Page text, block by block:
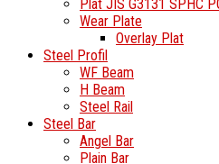
Plat JIS G3131 SPHC
Wear Plate
Overlay Plat
Steel Profil
WF Beam
H Beam
Steel Rail
Steel Bar
Angel Bar
Plain Bar